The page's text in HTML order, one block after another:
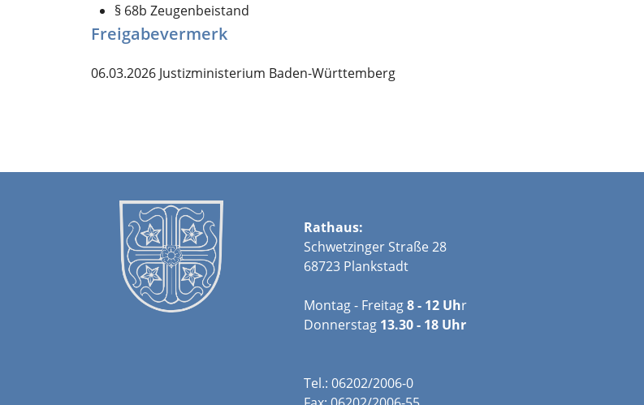
§ 68b Zeugenbeistand
Freigabevermerk
06.03.2026 Justizministerium Baden-Württemberg
Rathaus:
Schwetzinger Straße 28
68723 Plankstadt
Montag - Freitag8 - 12 Uhr
Donnerstag 13.30 - 18 Uhr
Tel.: 06202/2006-0